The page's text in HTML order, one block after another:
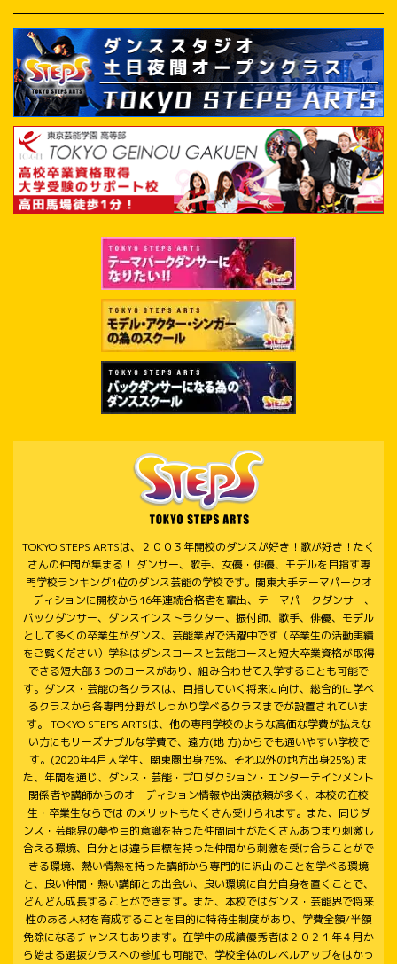
TOKYO STEPS ARTSは、２００３年開校のダンスが好き！歌が好き！たく
さんの仲間が集まる！ ダンサー、歌手、女優・俳優、モデルを目指す専
門学校ランキング1位のダンス芸能の学校です。関東大手テーマパークオ
ーディションに開校から16年連続合格者を輩出、テーマパークダンサー、
バックダンサー、ダンスインストラクター、振付師、歌手、俳優、モデル
として多くの卒業生がダンス、芸能業界で活躍中です（卒業生の活動実績
をご覧ください）学科はダンスコースと芸能コースと短大卒業資格が取得
できる短大部３つのコースがあり、組み合わせて入学することも可能で
す。ダンス・芸能の各クラスは、目指していく将来に向け、総合的に学べ
るクラスから各専門分野がしっかり学べるクラスまでが設置されていま
す。 TOKYO STEPS ARTSは、他の専門学校のような高価な学費が払えな
い方にもリーズナブルな学費で、遠方(地 方)からでも通いやすい学校で
す。(2020年4月入学生、関東圏出身75%、それ以外の地方出身25%) ま
た、年間を通じ、ダンス・芸能・プロダクション・エンターテインメント
関係者や講師からのオーディション情報や出演依頼が多く、本校の在校
生・卒業生ならでは のメリットもたくさん受けられます。また、同じダ
ンス・芸能界の夢や目的意識を持った仲間同士がたくさんあつまり刺激し
合える環境、自分とは違う目標を持った仲間から刺激を受け合うことがで
きる環境、熱い情熱を持った講師から専門的に沢山のことを学べる環境
と、良い仲間・熱い講師との出会い、良い環境に自分自身を置くことで、
どんどん成長することができます。また、本校ではダンス・芸能界で将来
性のある人材を育成することを目的に特待生制度があり、学費全額/半額
免除になるチャンスもあります。在学中の成績優秀者は２０２１年４月か
ら始まる選抜クラスへの参加も可能で、学校全体のレベルアップをはかっ